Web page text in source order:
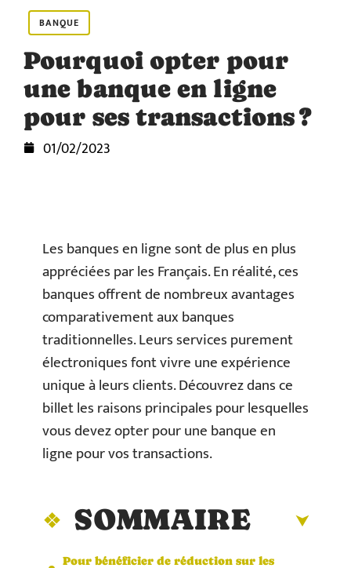
BANQUE
Pourquoi opter pour
une banque en ligne
pour ses transactions ?
01/02/2023
Les banques en ligne sont de plus en plus
appréciées par les Français. En réalité, ces
banques offrent de nombreux avantages
comparativement aux banques
traditionnelles. Leurs services purement
électroniques font vivre une expérience
unique à leurs clients. Découvrez dans ce
billet les raisons principales pour lesquelles
vous devez opter pour une banque en
ligne pour vos transactions.
SOMMAIRE
Pour bénéficier de réduction sur les